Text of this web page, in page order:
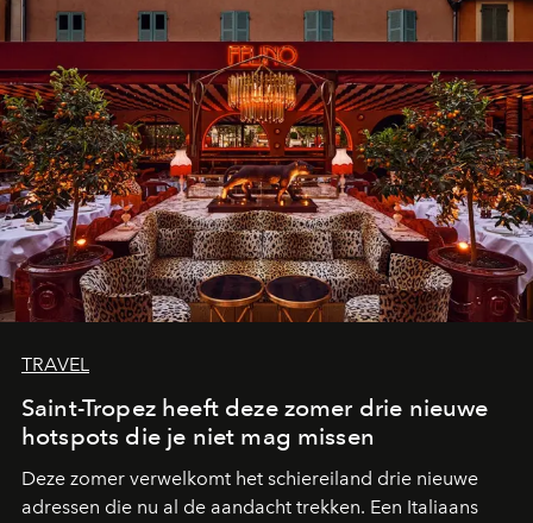
TRAVEL
Saint-Tropez heeft deze zomer drie nieuwe
hotspots die je niet mag missen
Deze zomer verwelkomt het schiereiland drie nieuwe
adressen die nu al de aandacht trekken. Een Italiaans